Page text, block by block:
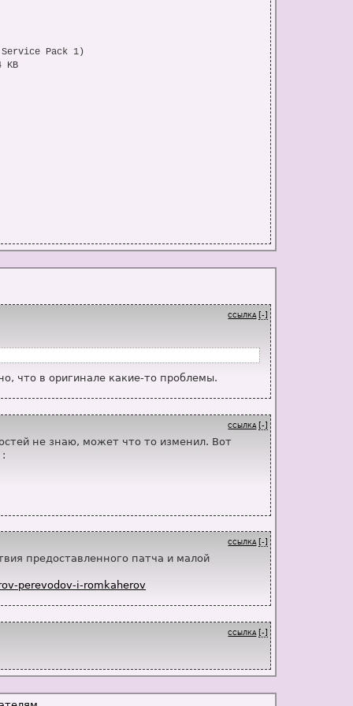
Pack 1)
KB
48x
[Kudos].bin
(11 300,31 MB) (11,04 GB)
Files\HL-DT-ST_BD-RE_BH10LS38_1.00_29-
KB/s (16.4x)
ССЫЛКА [-]
что в оригинале какие-то проблемы.
ССЫЛКА [-]
не знаю, может что то изменил. Вот
ССЫЛКА [-]
предоставленного патча и малой
perevodov-i-romkaherov
ССЫЛКА [-]